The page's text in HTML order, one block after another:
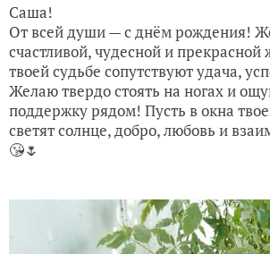
Саша!
От всей души — с днём рождения!
счастливой, чудесной и прекрасной
твоей судьбе сопутствуют удача,
Желаю твердо стоять на ногах и
поддержку рядом! Пусть в окна
светят солнце, добро, любовь и
😘🌷